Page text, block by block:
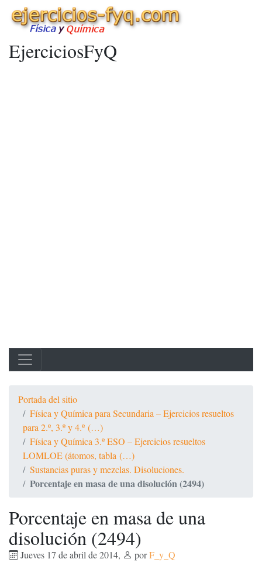
EjerciciosFyQ
Portada del sitio
Física y Química para Secundaria – Ejercicios resueltos
para 2.º, 3.º y 4.º (…)
Física y Química 3.º ESO – Ejercicios resueltos
LOMLOE (átomos, tabla (…)
Sustancias puras y mezclas. Disoluciones.
Porcentaje en masa de una disolución (2494)
Porcentaje en masa de una
disolución (2494)
Jueves 17 de abril de 2014, porF_y_Q